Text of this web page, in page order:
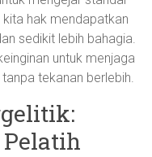
hak mendapatkan
sedikit lebih bahagia.
untuk menjaga
tekanan berlebih.